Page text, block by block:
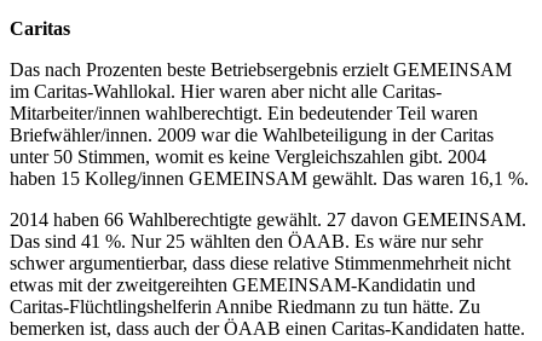
Caritas
Das nach Prozenten beste Betriebsergebnis erzielt GEMEINSAM
im Caritas-Wahllokal. Hier waren aber nicht alle Caritas-
Mitarbeiter/innen wahlberechtigt. Ein bedeutender Teil waren
Briefwähler/innen. 2009 war die Wahlbeteiligung in der Caritas
unter 50 Stimmen, womit es keine Vergleichszahlen gibt. 2004
haben 15 Kolleg/innen GEMEINSAM gewählt. Das waren 16,1 %.
2014 haben 66 Wahlberechtigte gewählt. 27 davon GEMEINSAM.
Das sind 41 %. Nur 25 wählten den ÖAAB. Es wäre nur sehr
schwer argumentierbar, dass diese relative Stimmenmehrheit nicht
etwas mit der zweitgereihten GEMEINSAM-Kandidatin und
Caritas-Flüchtlingshelferin Annibe Riedmann zu tun hätte. Zu
bemerken ist, dass auch der ÖAAB einen Caritas-Kandidaten hatte.